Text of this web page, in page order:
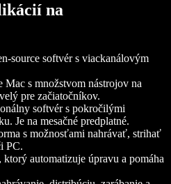
na
source softvér s viackanálovým
Mac s množstvom nástrojov na
pre začiatočníkov.
softvér s pokročilými
Je na mesačné predplatné.
s možnosťami nahrávať, strihať
PC.
ktorý automatizuje úpravu a pomáha